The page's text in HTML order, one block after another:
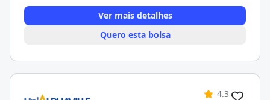
Ver mais detalhes
Quero esta bolsa
4.3